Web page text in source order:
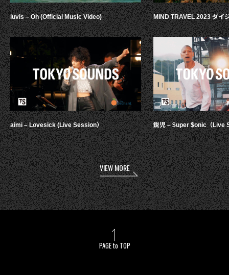
luvis – Oh (Official Music Video)
aimi – Lovesick (Live Session）
MIND TRAVEL 2023 ダイ
鋭児 – $uper $onic（Live
VIEW MORE
PAGE to TOP